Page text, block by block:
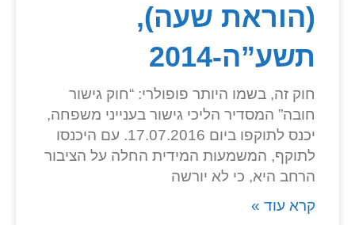
(הוראת שעה),
תשע”ה-2014
חוק זה, בשמו היותר פופולרי: “חוק גישור
חובה” המסדיר הליכי גישור בענייני משפחה,
יכנס לתוקפו ביום 17.07.2016. עם היכנסו
לתוקף, המשמעות המידית החלה על הציבור
הרחב היא, כי לא יורשה
קרא עוד »